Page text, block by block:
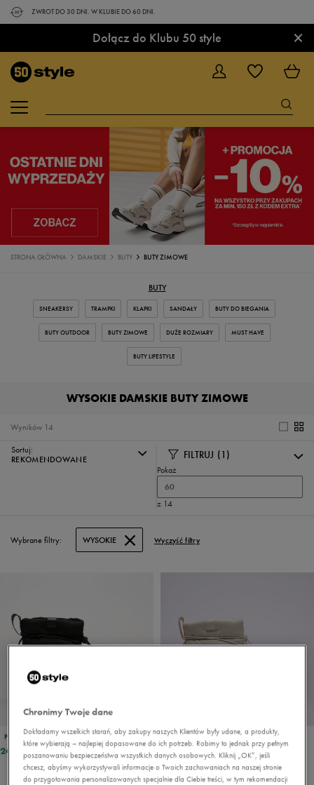
ZWROT DO 30 DNI. W KLUBIE DO 60 DNI.
Dołącz do Klubu 50 style ×
STRONA GŁÓWNA DAMSKIE BUTY BUTY ZIMOWE
BUTY
SNEAKERSY TRAMPKI KLAPKI SANDAŁY BUTY DO BIEGANIA
BUTY OUTDOOR BUTY ZIMOWE DUŻE ROZMIARY MUST HAVE
BUTY LIFESTYLE
WYSOKIE DAMSKIE BUTY ZIMOWE
14
Wyników
Sortuj:
REKOMENDOWANE
FILTRUJ (1)
Pokaż
60
z 14
Wybrane filtry: WYSOKIE Wyczyść filtry
PUMA SNOWBAE WNS
249,99 zł
PUMA SNOWBAE WNS
229,99 zł
Chronimy Twoje dane
Dokładamy wszelkich starań, aby zakupy naszych Klientów były udane, a produkty,
które wybierają – najlepiej dopasowane do ich potrzeb. Robimy to jednak przy pełnym
poszanowaniu bezpieczeństwa wszystkich danych osobowych. Kliknij „OK”, jeśli
chcesz, abyśmy wykorzystywali informacje o Twoich zachowaniach na naszej stronie
do przygotowania personalizowanych specjalnie dla Ciebie treści, w tym rekomendacji